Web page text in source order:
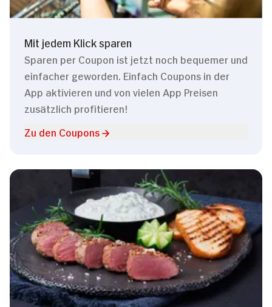
Mit jedem Klick sparen
Sparen per Coupon ist jetzt noch bequemer und
einfacher geworden. Einfach Coupons in der
App aktivieren und von vielen App Preisen
zusätzlich profitieren!
Zu den Coupons